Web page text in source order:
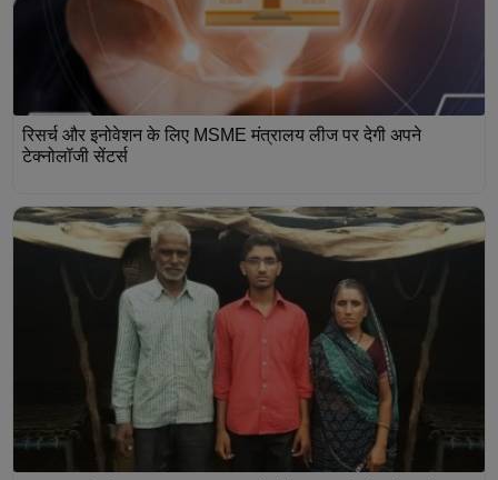
रिसर्च और इनोवेशन के लिए MSME मंत्रालय लीज पर देगी अपने
टेक्नोलॉजी सेंटर्स